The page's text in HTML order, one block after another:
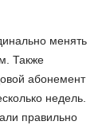
менять
Также
абонемент
недель.
правильно